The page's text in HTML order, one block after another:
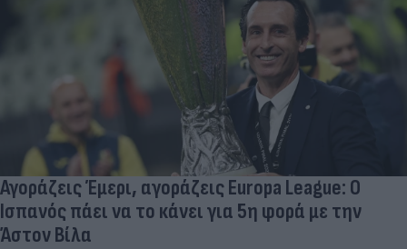
Αγοράζεις Έμερι, αγοράζεις Europa League: Ο
Ισπανός πάει να το κάνει για 5η φορά με την
Άστον Βίλα